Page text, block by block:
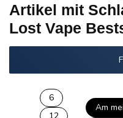
Artikel mit
Lost Vape
6
Am